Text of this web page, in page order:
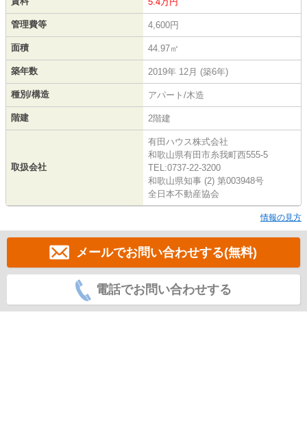
管理費等 4,600円
面積 44.97㎡
築年数 2019年 12月 (築6年)
種別/構造 アパート/木造
階建 2階建
取扱会社
有田ハウス株式会社
和歌山県有田市糸我町西555-5
TEL:0737-22-3200
和歌山県知事 (2) 第003948号
全日本不動産協会
情報の見方
メールでお問い合わせする(無料)
電話でお問い合わせする